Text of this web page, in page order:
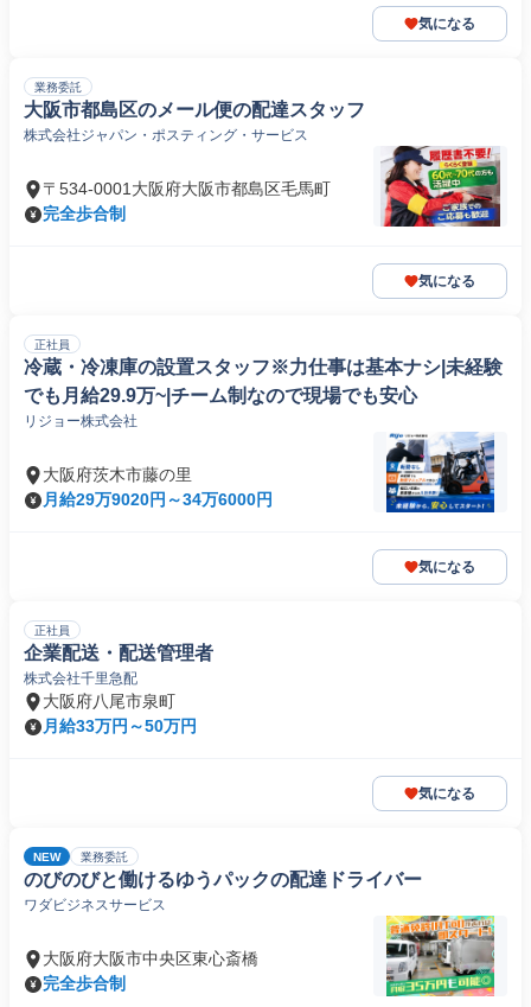
気になる
業務委託
大阪市都島区のメール便の配達スタッフ
株式会社ジャパン・ポスティング・サービス
〒534-0001大阪府大阪市都島区毛馬町
完全歩合制
気になる
正社員
冷蔵・冷凍庫の設置スタッフ※力仕事は基本ナシ|未経験
でも月給29.9万~|チーム制なので現場でも安心
リジョー株式会社
大阪府茨木市藤の里
月給29万9020円～34万6000円
気になる
正社員
企業配送・配送管理者
株式会社千里急配
大阪府八尾市泉町
月給33万円～50万円
気になる
NEW 業務委託
のびのびと働けるゆうパックの配達ドライバー
ワダビジネスサービス
大阪府大阪市中央区東心斎橋
完全歩合制